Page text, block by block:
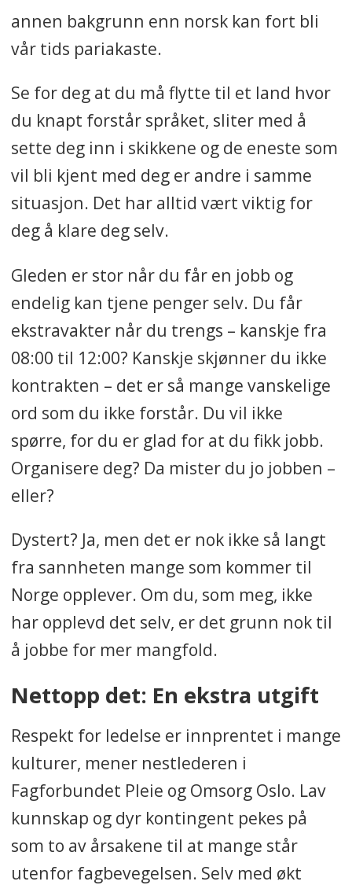
annen bakgrunn enn norsk kan fort bli
vår tids pariakaste.
Se for deg at du må flytte til et land hvor
du knapt forstår språket, sliter med å
sette deg inn i skikkene og de eneste som
vil bli kjent med deg er andre i samme
situasjon. Det har alltid vært viktig for
deg å klare deg selv.
Gleden er stor når du får en jobb og
endelig kan tjene penger selv. Du får
ekstravakter når du trengs – kanskje fra
08:00 til 12:00? Kanskje skjønner du ikke
kontrakten – det er så mange vanskelige
ord som du ikke forstår. Du vil ikke
spørre, for du er glad for at du fikk jobb.
Organisere deg? Da mister du jo jobben –
eller?
Dystert? Ja, men det er nok ikke så langt
fra sannheten mange som kommer til
Norge opplever. Om du, som meg, ikke
har opplevd det selv, er det grunn nok til
å jobbe for mer mangfold.
Nettopp det: En ekstra utgift
Respekt for ledelse er innprentet i mange
kulturer, mener nestlederen i
Fagforbundet Pleie og Omsorg Oslo. Lav
kunnskap og dyr kontingent pekes på
som to av årsakene til at mange står
utenfor fagbevegelsen. Selv med økt